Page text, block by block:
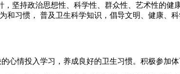
坚持政治思想性、科学性、群众性、艺术性的
和习惯， 普及卫生科学知识，倡导文明、健康、
心情投入学习，养成良好的卫生习惯。积极参加体